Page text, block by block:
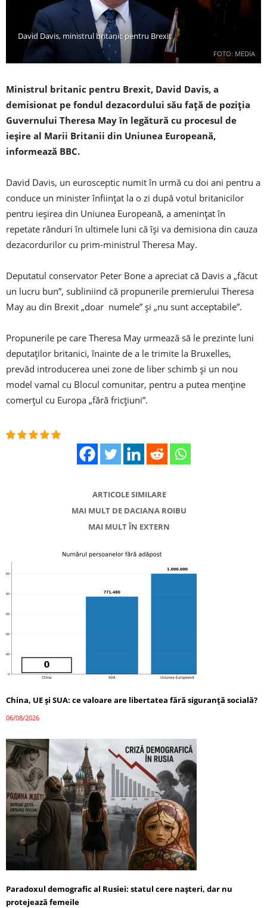
FOTO: MEDIA
David Davis, ministrul britanic pentru Brexit
Ministrul britanic pentru Brexit, David Davis, a
demisionat pe fondul dezacordului său faţă de poziţia
Guvernului Theresa May în legătură cu procesul de
ieşire al Marii Britanii din Uniunea Europeană,
informează BBC.
David Davis, un eurosceptic numit în urmă cu doi ani pentru a
conduce un minister înfiinţat la o zi după votul britanicilor
pentru ieşirea din Uniunea Europeană, a ameninţat în
repetate rânduri în ultimele luni că îşi va demisiona din cauza
dezacordurilor cu prim-ministrul Theresa May.
Deputatul conservator Peter Bone a apreciat că Davis a „făcut
un lucru bun”, subliniind că propunerile premierului Theresa
May au din Brexit „doar numele” şi „nu sunt acceptabile”.
Propunerile pe care Theresa May urmează să le prezinte luni
deputaţilor britanici, înainte de a le trimite la Bruxelles,
prevăd introducerea unei zone de liber schimb şi un nou
model vamal cu Blocul comunitar, pentru a putea menţine
comerţul cu Europa „fără fricţiuni”.
ARTICOLE SIMILARE
MAI MULT DE DACIANA ROIBU
MAI MULT ÎN EXTERN
China, UE și SUA: ce valoare are libertatea fără siguranță socială?
06/08/2026
Paradoxul demografic al Rusiei: statul cere nașteri, dar nu
protejează femeile